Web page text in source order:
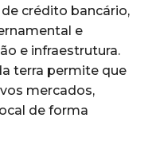
crédito bancário,
e
e infraestrutura.
terra permite que
mercados,
de forma